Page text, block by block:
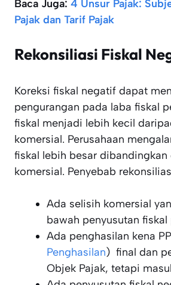
Baca Juga: 4 Unsur Pajak:
Pajak dan Tarif Pajak
Rekonsiliasi Fiskal
Koreksi fiskal negatif dapat
pengurangan pada laba fiskal
fiskal menjadi lebih kecil
komersial. Perusahaan
fiskal lebih besar dibandingkan
komersial. Penyebab
Ada selisih komersial
bawah penyusutan fiskal
Ada penghasilan kena
Penghasilan) final dan
Objek Pajak, tetapi